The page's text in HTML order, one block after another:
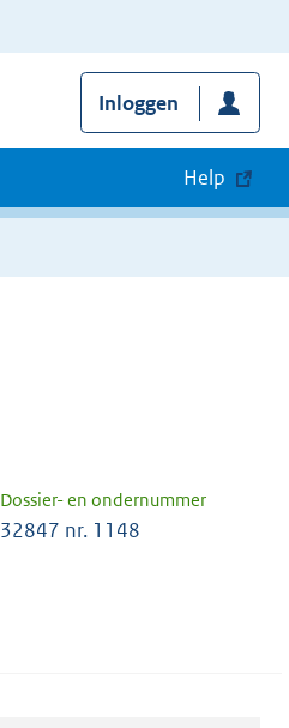
Inloggen
Help
Dossier- en ondernummer
32847 nr. 1148